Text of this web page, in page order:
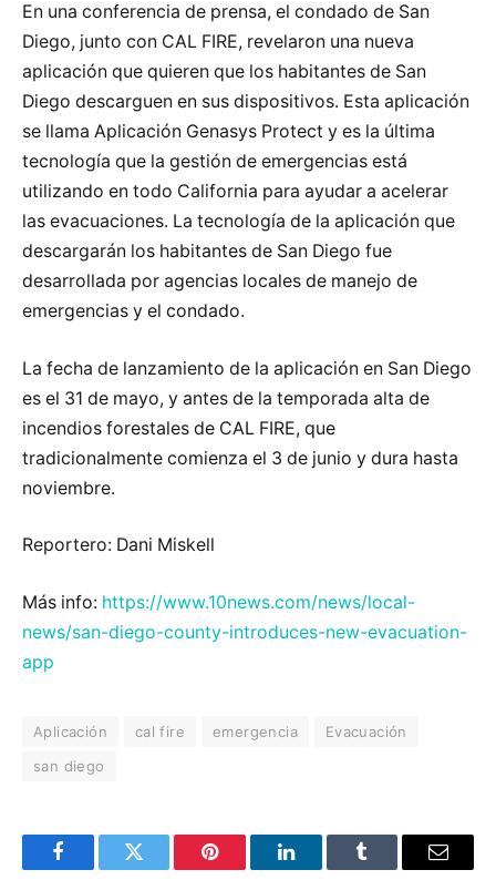
En una conferencia de prensa, el condado de San
Diego, junto con CAL FIRE, revelaron una nueva
aplicación que quieren que los habitantes de San
Diego descarguen en sus dispositivos. Esta aplicación
se llama Aplicación Genasys Protect y es la última
tecnología que la gestión de emergencias está
utilizando en todo California para ayudar a acelerar
las evacuaciones. La tecnología de la aplicación que
descargarán los habitantes de San Diego fue
desarrollada por agencias locales de manejo de
emergencias y el condado.
La fecha de lanzamiento de la aplicación en San Diego
es el 31 de mayo, y antes de la temporada alta de
incendios forestales de CAL FIRE, que
tradicionalmente comienza el 3 de junio y dura hasta
noviembre.
Reportero: Dani Miskell
Más info: https://www.10news.com/news/local-
news/san-diego-county-introduces-new-evacuation-
app
Aplicación cal fire emergencia
Evacuación
san diego
FacebookTwitter Pinterest LinkedInTumblr Email